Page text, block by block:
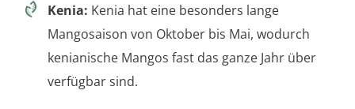
Kenia: Kenia hat eine besonders lange
Mangosaison von Oktober bis Mai, wodurch
kenianische Mangos fast das ganze Jahr über
verfügbar sind.